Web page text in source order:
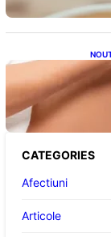
CATEGORIES
Afectiuni
Articole